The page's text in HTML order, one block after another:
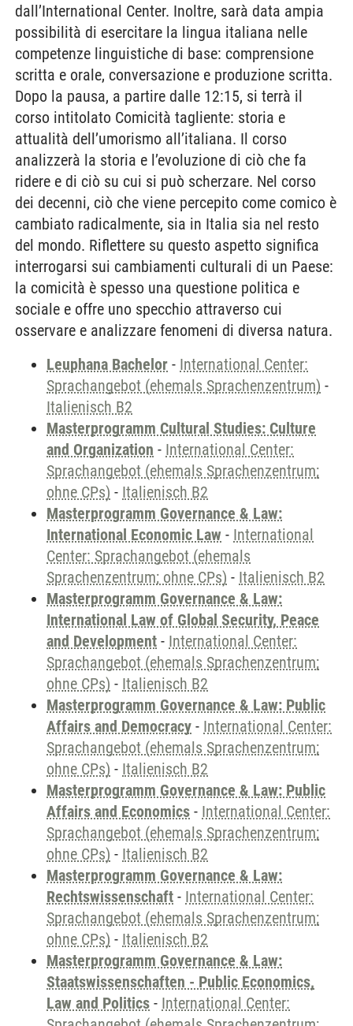
dall’International Center. Inoltre, sarà data ampia
possibilità di esercitare la lingua italiana nelle
competenze linguistiche di base: comprensione
scritta e orale, conversazione e produzione scritta.
Dopo la pausa, a partire dalle 12:15, si terrà il
corso intitolato Comicità tagliente: storia e
attualità dell’umorismo all’italiana. Il corso
analizzerà la storia e l’evoluzione di ciò che fa
ridere e di ciò su cui si può scherzare. Nel corso
dei decenni, ciò che viene percepito come comico è
cambiato radicalmente, sia in Italia sia nel resto
del mondo. Riflettere su questo aspetto significa
interrogarsi sui cambiamenti culturali di un Paese:
la comicità è spesso una questione politica e
sociale e offre uno specchio attraverso cui
osservare e analizzare fenomeni di diversa natura.
Leuphana Bachelor - International Center:
Sprachangebot (ehemals Sprachenzentrum) -
Italienisch B2
Masterprogramm Cultural Studies: Culture
and Organization - International Center:
Sprachangebot (ehemals Sprachenzentrum;
ohne CPs) - Italienisch B2
Masterprogramm Governance & Law:
International Economic Law - International
Center: Sprachangebot (ehemals
Sprachenzentrum; ohne CPs) - Italienisch B2
Masterprogramm Governance & Law:
International Law of Global Security, Peace
and Development - International Center:
Sprachangebot (ehemals Sprachenzentrum;
ohne CPs) - Italienisch B2
Masterprogramm Governance & Law: Public
Affairs and Democracy - International Center:
Sprachangebot (ehemals Sprachenzentrum;
ohne CPs) - Italienisch B2
Masterprogramm Governance & Law: Public
Affairs and Economics - International Center:
Sprachangebot (ehemals Sprachenzentrum;
ohne CPs) - Italienisch B2
Masterprogramm Governance & Law:
Rechtswissenschaft - International Center:
Sprachangebot (ehemals Sprachenzentrum;
ohne CPs) - Italienisch B2
Masterprogramm Governance & Law:
Staatswissenschaften - Public Economics,
Law and Politics - International Center: